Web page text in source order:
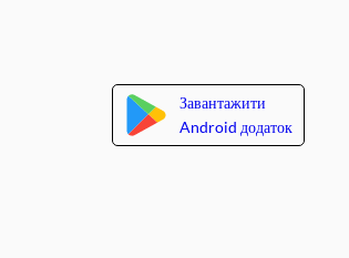
Завантажити
Android додаток